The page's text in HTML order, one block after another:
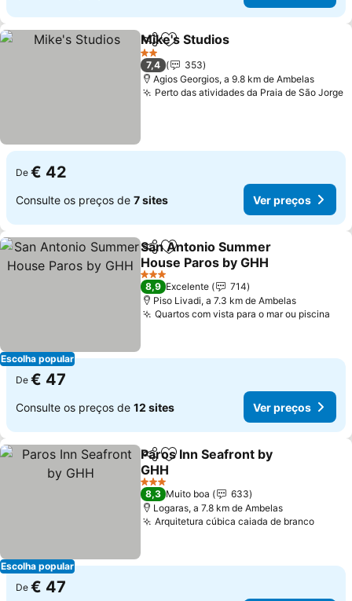
PartilharAdicionar aos favoritos
Mike's Studios
2 Estrelas
7,4
353
Agios Georgios, a 9.8 km de Ambelas
Perto das atividades da Praia de São Jorge
De € 42
Consulte os preços de 7 sites Ver preços
Escolha popular
PartilharAdicionar aos favoritos
San Antonio Summer
House Paros by GHH
Ver preços
3 Estrelas
8,9 Excelente
714
Piso Livadi, a 7.3 km de Ambelas
Quartos com vista para o mar ou piscina
De € 47
Consulte os preços de 12 sites Ver preços
Escolha popular
PartilharAdicionar aos favoritos
Paros Inn Seafront by
GHH
Ver preços
3 Estrelas
8,3 Muito boa
633
Logaras, a 7.8 km de Ambelas
Arquitetura cúbica caiada de brancoVer
De € 47